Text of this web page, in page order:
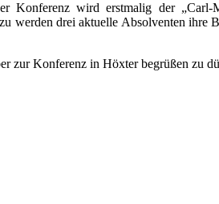
Konferenz wird erstmalig der „Carl-
werden drei aktuelle Absolventen ihre
zur Konferenz in Höxter begrüßen zu